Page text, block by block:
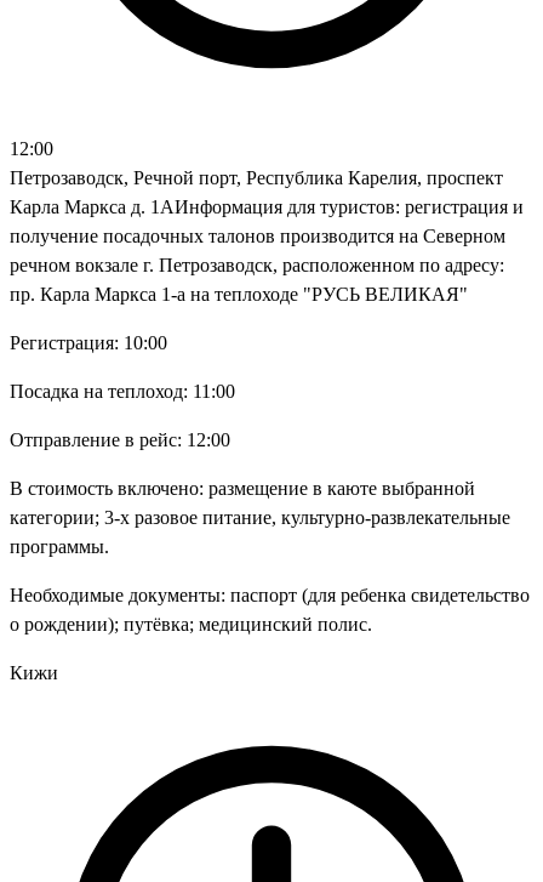
12:00
Петрозаводск, Речной порт, Республика Карелия, проспект
Карла Маркса д. 1АИнформация для туристов: регистрация и
получение посадочных талонов производится на Северном
речном вокзале г. Петрозаводск, расположенном по адресу:
пр. Карла Маркса 1-а на теплоходе "РУСЬ ВЕЛИКАЯ"
Регистрация: 10:00
Посадка на теплоход: 11:00
Отправление в рейс: 12:00
В стоимость включено: размещение в каюте выбранной
категории; 3-х разовое питание, культурно-развлекательные
программы.
Необходимые документы: паспорт (для ребенка свидетельство
о рождении); путёвка; медицинский полис.
Кижи